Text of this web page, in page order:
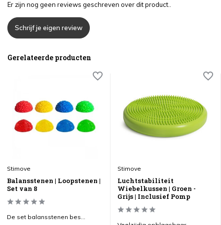
Er zijn nog geen reviews geschreven over dit product..
Schrijf je eigen review
Gerelateerde producten
Stimove
Balansstenen | Loopstenen |
Set van 8
De set balansstenen bes...
Stimove
Luchtstabiliteit
Wiebelkussen | Groen -
Grijs | Inclusief Pomp